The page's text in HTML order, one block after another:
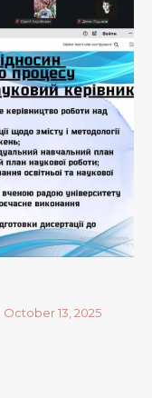
October 13, 2025